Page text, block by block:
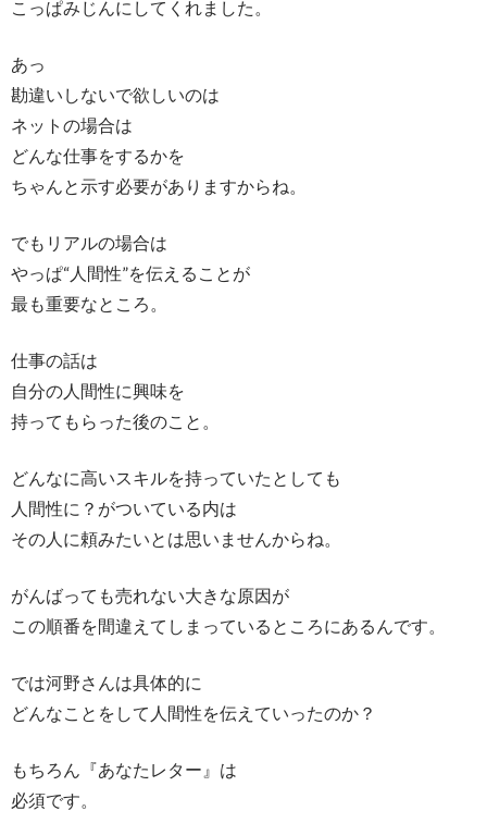
こっぱみじんにしてくれました。
あっ
勘違いしないで欲しいのは
ネットの場合は
どんな仕事をするかを
ちゃんと示す必要がありますからね。
でもリアルの場合は
やっぱ“人間性”を伝えることが
最も重要なところ。
仕事の話は
自分の人間性に興味を
持ってもらった後のこと。
どんなに高いスキルを持っていたとしても
人間性に？がついている内は
その人に頼みたいとは思いませんからね。
がんばっても売れない大きな原因が
この順番を間違えてしまっているところにあるんです。
では河野さんは具体的に
どんなことをして人間性を伝えていったのか？
もちろん『あなたレター』は
必須です。